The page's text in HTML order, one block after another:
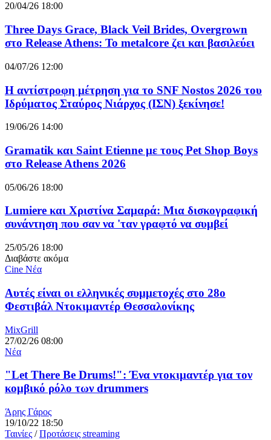
20/04/26 18:00
Three Days Grace, Black Veil Brides, Overgrown
στο Release Athens: Το metalcore ζει και βασιλεύει
04/07/26 12:00
Η αντίστροφη μέτρηση για το SNF Nostos 2026 του
Ιδρύματος Σταύρος Νιάρχος (ΙΣΝ) ξεκίνησε!
19/06/26 14:00
Gramatik και Saint Etienne με τους Pet Shop Boys
στο Release Athens 2026
05/06/26 18:00
Lumiere και Χριστίνα Σαμαρά: Μια δισκογραφική
συνάντηση που σαν να 'ταν γραφτό να συμβεί
25/05/26 18:00
Διαβάστε ακόμα
Cine Νέα
Αυτές είναι οι ελληνικές συμμετοχές στο 28ο
Φεστιβάλ Ντοκιμαντέρ Θεσσαλονίκης
MixGrill
27/02/26 08:00
Νέα
"Let There Be Drums!": Ένα ντοκιμαντέρ για τον
κομβικό ρόλο των drummers
Άρης Γάρος
19/10/22 18:50
Ταινίες /Προτάσεις streaming